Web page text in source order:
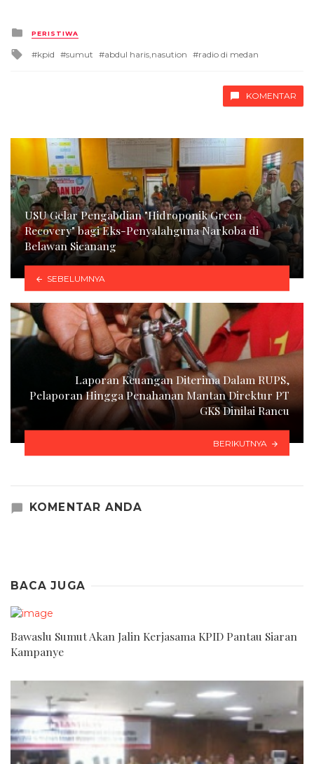
Posted
in
PERISTIWA
Tagged
kpid sumut abdul haris,nasution radio di medan
KOMENTAR
USU Gelar Pengabdian "Hidroponik Green
Recovery" bagi Eks-Penyalahguna Narkoba di
Belawan Sicanang
SEBELUMNYA
Laporan Keuangan Diterima Dalam RUPS,
Pelaporan Hingga Penahanan Mantan Direktur PT
GKS Dinilai Rancu
BERIKUTNYA
KOMENTAR ANDA
BACA JUGA
Bawaslu Sumut Akan Jalin Kerjasama KPID Pantau Siaran
Kampanye